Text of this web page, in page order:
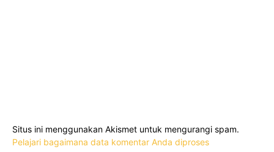
Situs ini menggunakan Akismet untuk mengurangi spam.
Pelajari bagaimana data komentar Anda diproses